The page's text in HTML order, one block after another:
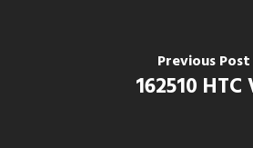
Previous Post
162510 HTC